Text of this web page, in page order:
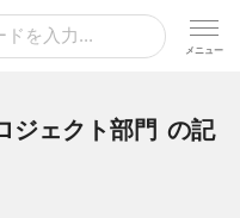
ジェクト部門 の記